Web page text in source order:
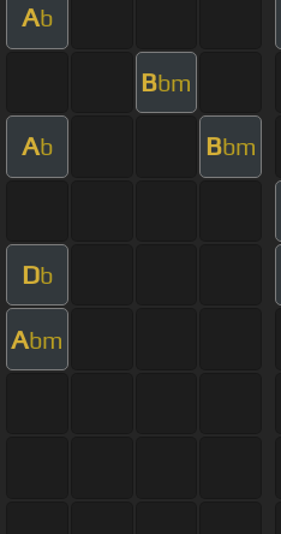
Ab
Bbm
Ab Bbm
Db
Abm